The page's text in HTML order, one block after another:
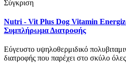
Σύγκριση
Nutri - Vit Plus Dog Vitamin
Συμπλήρωμα Διατροφής
Εύγευστο υψηλοθερμιδικό
διατροφής που παρέχει στο σκύλο όλες